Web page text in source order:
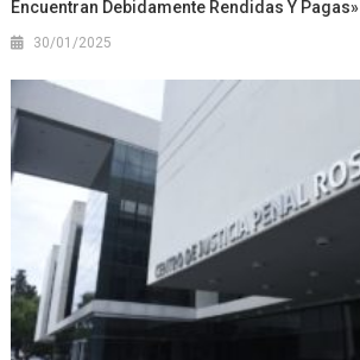
Encuentran Debidamente Rendidas Y Pagas»
30/01/2025